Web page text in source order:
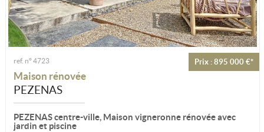
Prix : 895 000 €*
ref. n° 4723
Maison rénovée
PEZENAS
PEZENAS centre-ville, Maison vigneronne rénovée avec
jardin et piscine